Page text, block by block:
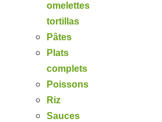
omelettes
tortillas
Pâtes
Plats
complets
Poissons
Riz
Sauces